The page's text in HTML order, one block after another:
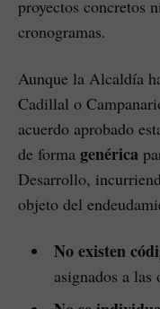
proyectos concretos
cronogramas.
Aunque la Alcaldía
Cadillal o
acuerdo aprobado
de forma genérica
Desarrollo,
objeto del
No existen
asignados a las